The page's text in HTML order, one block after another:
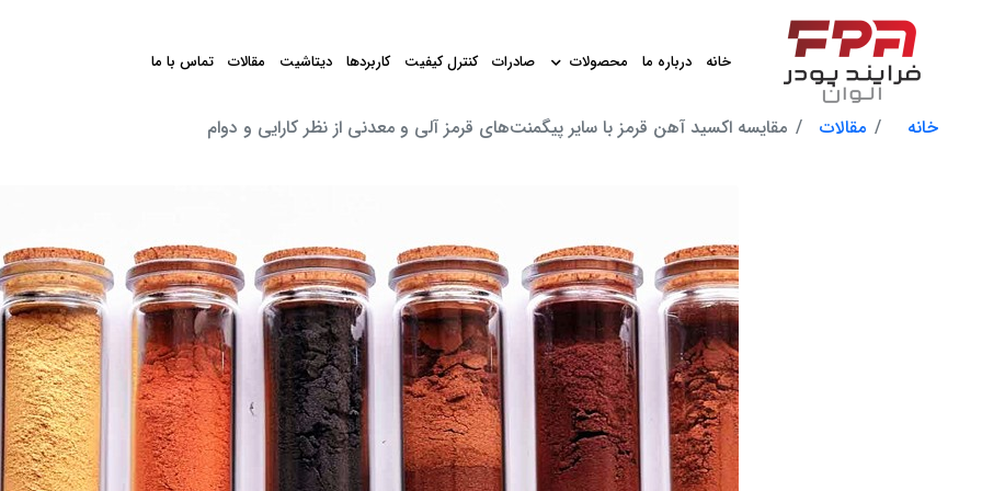
خانه درباره ما محصولات صادرات کنترل کیفیت کاربردها دیتاشیت مقالات تماس با ما
خانه مقالات مقایسه اکسید آهن قرمز با سایر پیگمنت‌های قرمز آلی و معدنی از نظر کارایی و دوام